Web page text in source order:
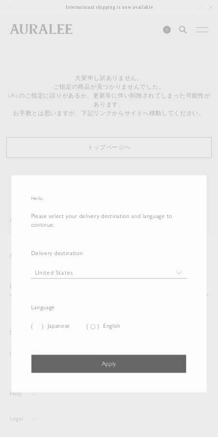
Hello,
Please select your delivery destination and language to
continue.
Delivery destination
Language
Japanese English
Apply
International shipping is now available
0
大変申し訳ありません。
ご指定の商品が見つかりませんでした。
URLのご指定に誤りがあるか、更新等に伴い削除されてしまった可能性が
あります。
お手数とは思いますが、下記リンクからサイトへ移動してください。
トップページへ
AURALEE ITEM
Newsletter
Delivery destination and Language
United States Japanese
Help
Legal